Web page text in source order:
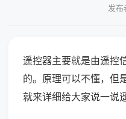
发布
遥控器主要就是由遥控
的。原理可以不懂，但
就来详细给大家说一说